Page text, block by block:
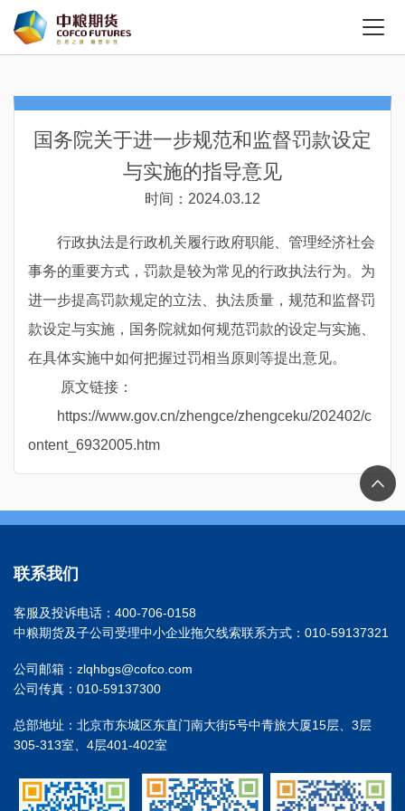
国务院关于进一步规范和监督罚款设定
与实施的指导意见
时间：2024.03.12
行政执法是行政机关履行政府职能、管理经济社会
事务的重要方式，罚款是较为常见的行政执法行为。为
进一步提高罚款规定的立法、执法质量，规范和监督罚
款设定与实施，国务院就如何规范罚款的设定与实施、
在具体实施中如何把握过罚相当原则等提出意见。
原文链接：
https://www.gov.cn/zhengce/zhengceku/202402/c
ontent_6932005.htm
联系我们
客服及投诉电话：400-706-0158
中粮期货及子公司受理中小企业拖欠线索联系方式：010-59137321
公司邮箱：zlqhbgs@cofco.com
公司传真：010-59137300
总部地址：北京市东城区东直门南大街5号中青旅大厦15层、3层
305-313室、4层401-402室